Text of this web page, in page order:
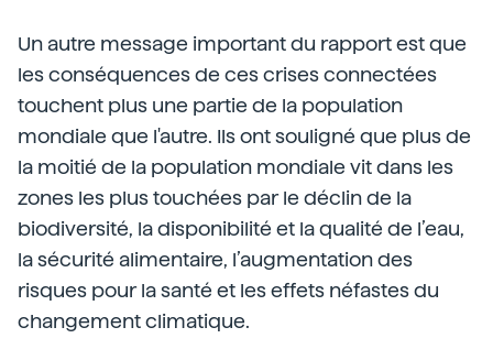
Un autre message important du rapport est que
les conséquences de ces crises connectées
touchent plus une partie de la population
mondiale que l'autre. Ils ont souligné que plus de
la moitié de la population mondiale vit dans les
zones les plus touchées par le déclin de la
biodiversité, la disponibilité et la qualité de l’eau,
la sécurité alimentaire, l’augmentation des
risques pour la santé et les effets néfastes du
changement climatique.